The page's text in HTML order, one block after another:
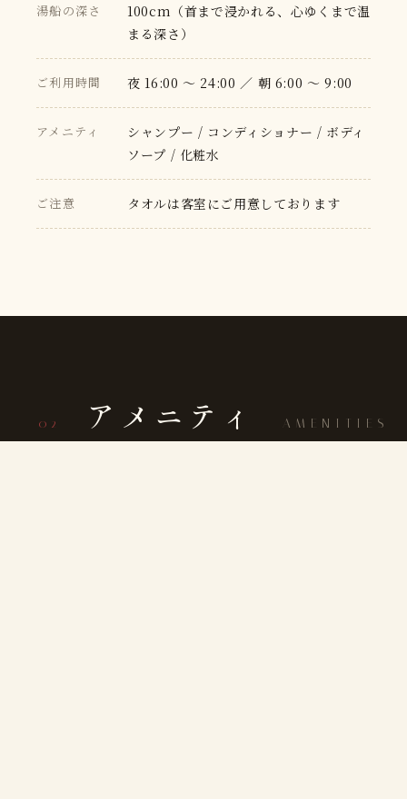
湯船の深さ
100cm（首まで浸かれる、心ゆくまで温
まる深さ）
ご利用時間 夜 16:00 〜 24:00 ／ 朝 6:00 〜 9:00
アメニティ
シャンプー / コンディショナー / ボディ
ソープ / 化粧水
ご注意 タオルは客室にご用意しております
— 02 アメニティ AMENITIES